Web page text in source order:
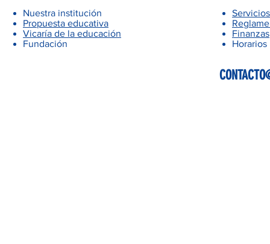
Nuestra institución
Propuesta educativa
Vicaría de la educación
Fundación
Servicios
Finanzas
Horarios